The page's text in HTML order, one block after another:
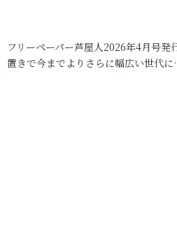
フリーペーパー芦屋人2026年4月号
置きで今までよりさらに幅広い世代